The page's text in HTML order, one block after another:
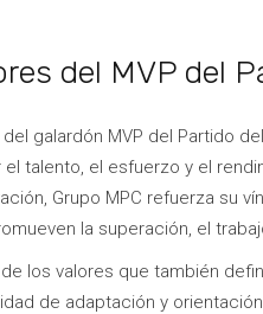
del MVP del
galardón MVP del Partido
talento, el esfuerzo y el
Grupo MPC refuerza su
la superación, el
los valores que también
de adaptación y